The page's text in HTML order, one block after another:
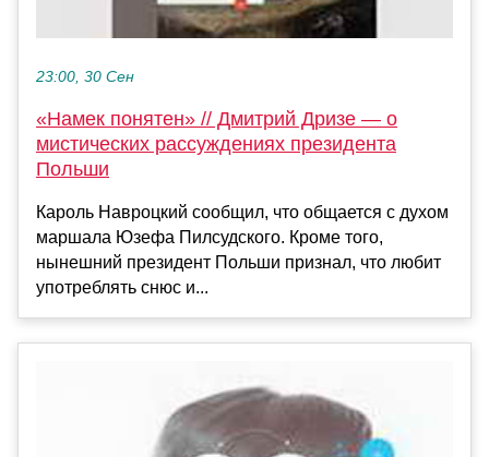
23:00, 30 Сен
«Намек понятен» // Дмитрий Дризе — о
мистических рассуждениях президента
Польши
Кароль Навроцкий сообщил, что общается с духом
маршала Юзефа Пилсудского. Кроме того,
нынешний президент Польши признал, что любит
употреблять снюс и...